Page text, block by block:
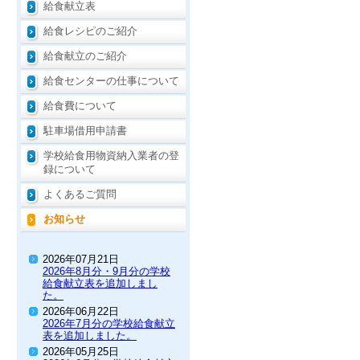
給食献立表
給食レシピのご紹介
給食献立のご紹介
給食センターの仕事について
給食費について
駐車場借用申請書
学校給食用物資納入業者の登
録について
よくあるご質問
お知らせ
2026年07月21日
2026年8月分・9月分の学校
給食献立表を追加しまし
た。
2026年06月22日
2026年7月分の学校給食献立
表を追加しました。
2026年05月25日